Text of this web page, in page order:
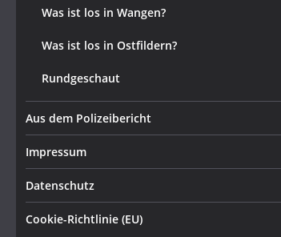
Was ist los in Wangen?
Was ist los in Ostfildern?
Rundgeschaut
Aus dem Polizeibericht
Impressum
Datenschutz
Cookie-Richtlinie (EU)